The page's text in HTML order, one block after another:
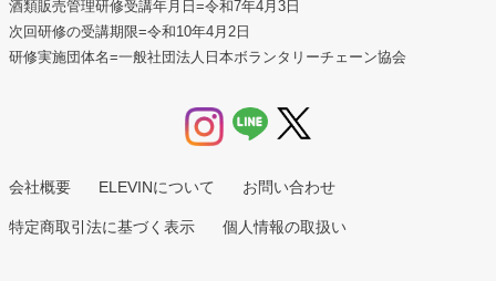
酒類販売管理研修受講年月日 =令和7年4月3日
次回研修の受講期限=令和10年4月2日
研修実施団体名=一般社団法人日本ボランタリーチェーン協会
会社概要 ELEVINについて お問い合わせ
特定商取引法に基づく表示 個人情報の取扱い